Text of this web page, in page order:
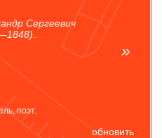
Сергеевич
поэт.
обновить